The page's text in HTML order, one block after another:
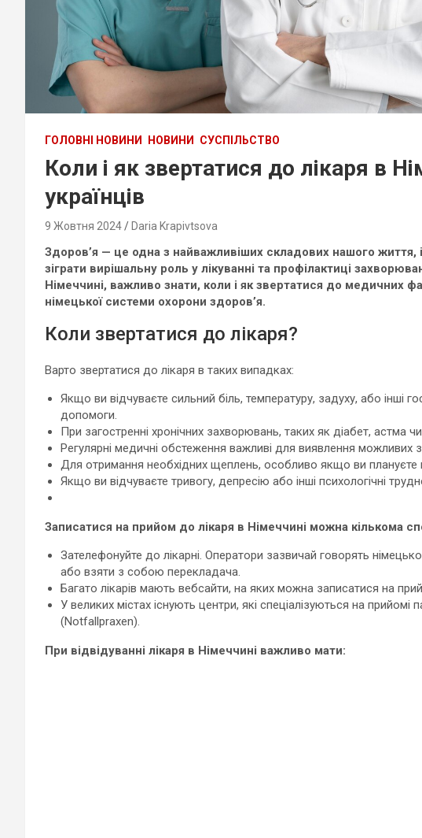
ГОЛОВНІ НОВИНИ НОВИНИ СУСПІЛЬСТВО
Коли і як звертатися до лікаря в
українців
9 Жовтня 2024 Daria Krapivtsova
Здоров’я — це одна з найважливіших складових нашого життя,
зіграти вирішальну роль у лікуванні та профілактиці
Німеччині, важливо знати, коли і як звертатися до медичних
німецької системи охорони здоров’я.
Коли звертатися до лікаря?
Варто звертатися до лікаря в таких випадках:
Якщо ви відчуваєте сильний біль, температуру, задуху, або інші
допомоги.
При загостренні хронічних захворювань, таких як діабет, астма чи
Регулярні медичні обстеження важливі для виявлення можливих
Для отримання необхідних щеплень, особливо якщо ви плануєте
Якщо ви відчуваєте тривогу, депресію або інші психологічні
Записатися на прийом до лікаря в Німеччині можна кількома
Зателефонуйте до лікарні. Оператори зазвичай говорять
або взяти з собою перекладача.
Багато лікарів мають вебсайти, на яких можна записатися на
У великих містах існують центри, які спеціалізуються на прийомі
(Notfallpraxen).
При відвідуванні лікаря в Німеччині важливо мати: